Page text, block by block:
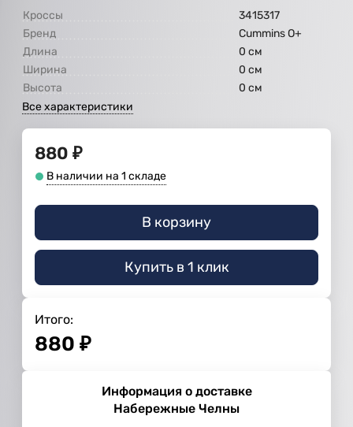
Кроссы
3415317
Бренд
Cummins O+
Длина
0 см
Ширина
0 см
Высота
0 см
Все характеристики
880 ₽
В наличии на 1 складе
В корзину
Купить в 1 клик
Итого:
880 ₽
Информация о доставке
Набережные Челны